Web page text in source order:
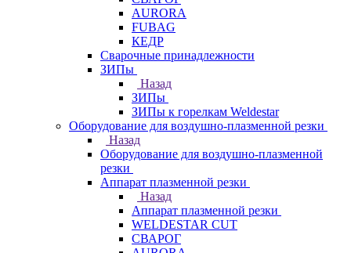
AURORA
FUBAG
КЕДР
Сварочные принадлежности
ЗИПы
Назад
ЗИПы
ЗИПы к горелкам Weldestar
Оборудование для воздушно-плазменной резки
Назад
Оборудование для воздушно-плазменной
резки
Аппарат плазменной резки
Назад
Аппарат плазменной резки
WELDESTAR CUT
СВАРОГ